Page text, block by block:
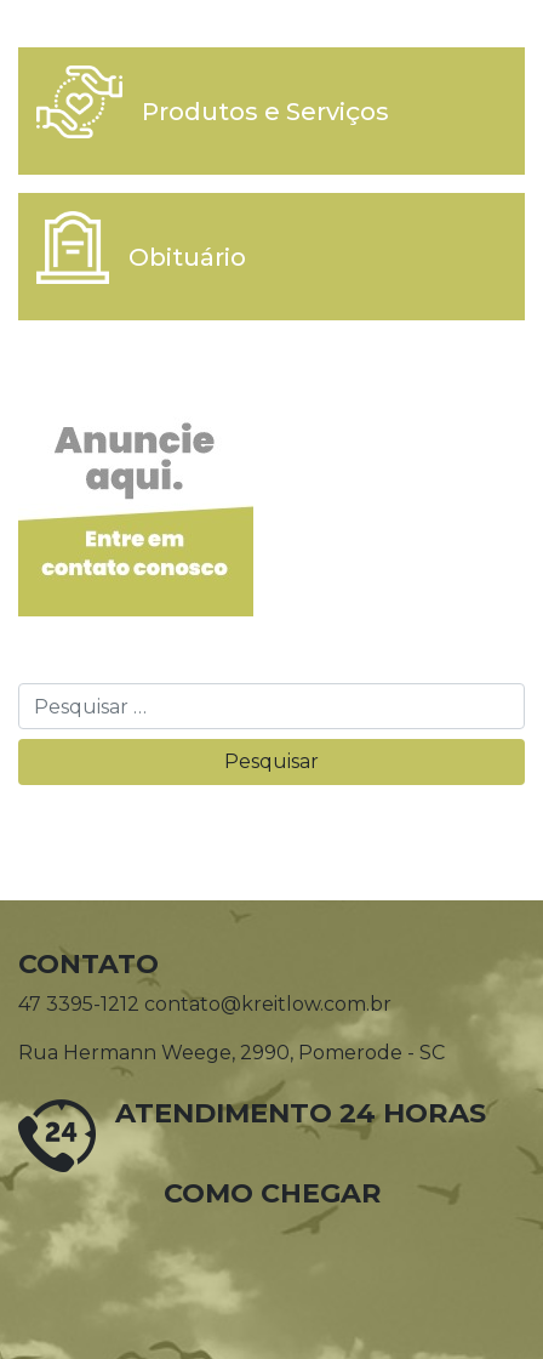
Produtos e Serviços
Obituário
CONTATO
47 3395-1212 contato@kreitlow.com.br
Rua Hermann Weege, 2990, Pomerode - SC
ATENDIMENTO 24 HORAS
COMO CHEGAR